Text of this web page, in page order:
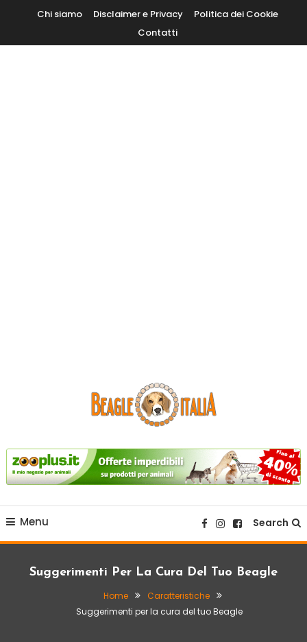
Content
Chi siamo Disclaimer e Privacy
Politica dei Cookie
Contatti
Beagle Italia
Menu Search
Suggerimenti Per La Cura Del Tuo Beagle
Home
Caratteristiche
Suggerimenti per la cura del tuo Beagle